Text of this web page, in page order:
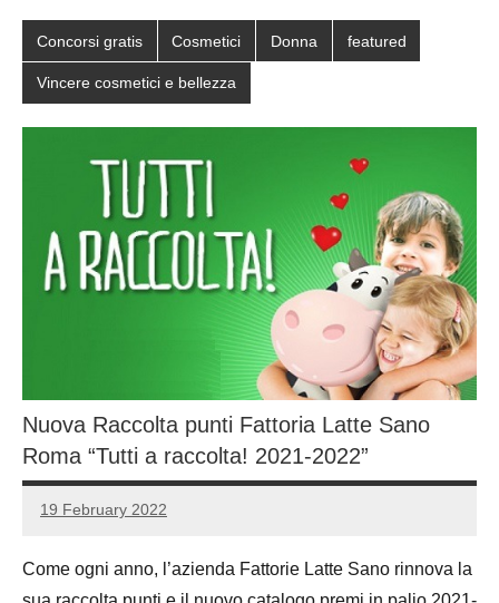
Concorsi gratis Cosmetici Donna featured
Vincere cosmetici e bellezza
Nuova Raccolta punti Fattoria Latte Sano
Roma “Tutti a raccolta! 2021-2022”
19 February 2022
Luca
No
Come ogni anno, l’azienda Fattorie Latte Sano rinnova la